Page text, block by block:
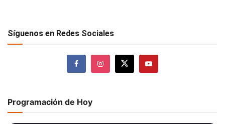
Síguenos en Redes Sociales
Programación de Hoy